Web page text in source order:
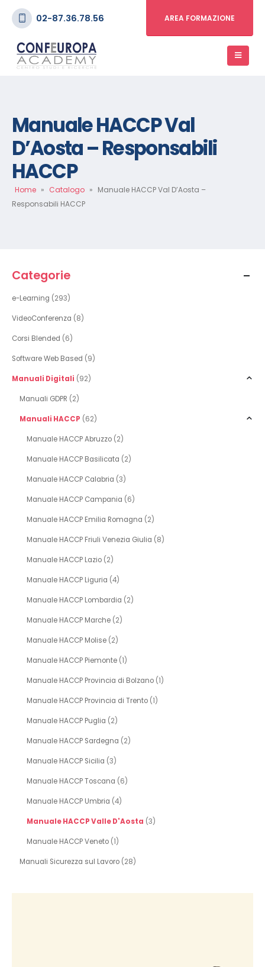
02-87.36.78.56 AREA FORMAZIONE
Manuale HACCP Val
D’Aosta – Responsabili
HACCP
Home » Catalogo » Manuale HACCP Val D’Aosta –
Responsabili HACCP
Categorie
e-Learning (293)
VideoConferenza (8)
Corsi Blended (6)
Software Web Based (9)
Manuali Digitali (92)
Manuali GDPR (2)
Manuali HACCP (62)
Manuale HACCP Abruzzo (2)
Manuale HACCP Basilicata (2)
Manuale HACCP Calabria (3)
Manuale HACCP Campania (6)
Manuale HACCP Emilia Romagna (2)
Manuale HACCP Friuli Venezia Giulia (8)
Manuale HACCP Lazio (2)
Manuale HACCP Liguria (4)
Manuale HACCP Lombardia (2)
Manuale HACCP Marche (2)
Manuale HACCP Molise (2)
Manuale HACCP Piemonte (1)
Manuale HACCP Provincia di Bolzano (1)
Manuale HACCP Provincia di Trento (1)
Manuale HACCP Puglia (2)
Manuale HACCP Sardegna (2)
Manuale HACCP Sicilia (3)
Manuale HACCP Toscana (6)
Manuale HACCP Umbria (4)
Manuale HACCP Valle D'Aosta (3)
Manuale HACCP Veneto (1)
Manuali Sicurezza sul Lavoro (28)